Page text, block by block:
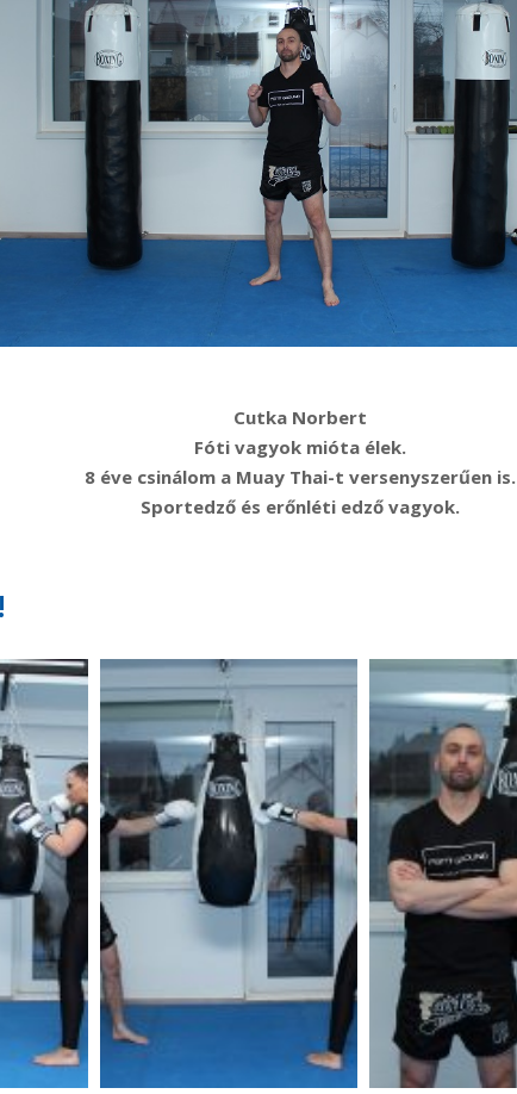
Cutka Norbert
Fóti vagyok mióta élek.
8 éve csinálom a Muay Thai-t versenyszerűen is.
Sportedző és erőnléti edző vagyok.